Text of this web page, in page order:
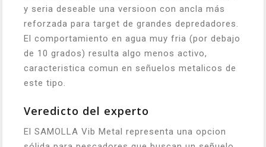
y seria deseable una versioon con ancla más
reforzada para target de grandes depredadores.
El comportamiento en agua muy fria (por debajo
de 10 grados) resulta algo menos activo,
caracteristica comun en señuelos metalicos de
este tipo.
Veredicto del experto
El SAMOLLA Vib Metal representa una opcion